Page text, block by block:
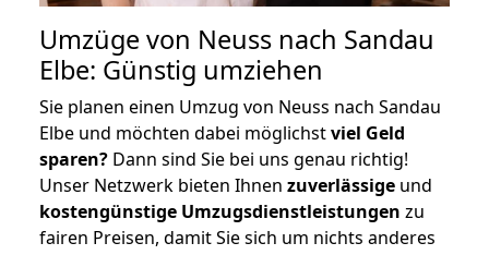
Umzüge von Neuss nach Sandau
Elbe: Günstig umziehen
Sie planen einen Umzug von Neuss nach Sandau
Elbe und möchten dabei möglichstviel Geld
sparen? Dann sind Sie bei uns genau richtig!
Unser Netzwerk bieten Ihnen zuverlässige und
kostengünstige Umzugsdienstleistungen zu
fairen Preisen, damit Sie sich um nichts anderes